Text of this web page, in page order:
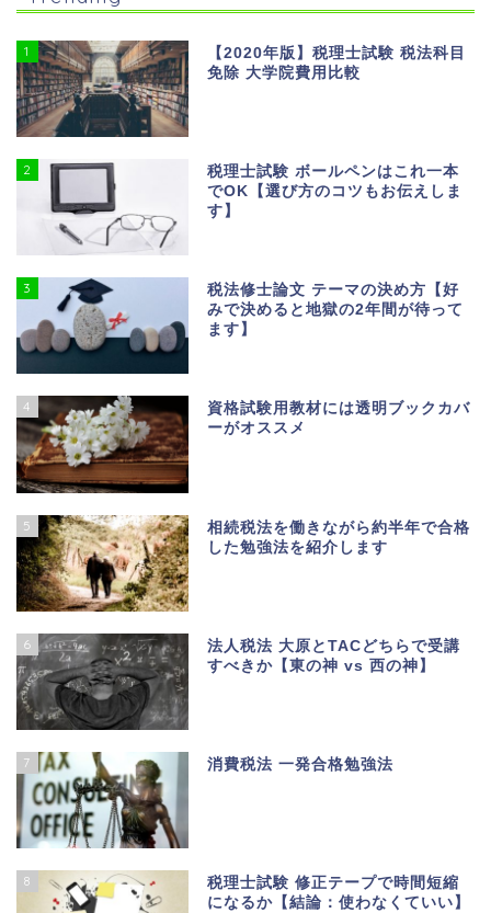
1
【2020年版】税理士試験 税法科目
免除 大学院費用比較
2
税理士試験 ボールペンはこれ一本
でOK【選び方のコツもお伝えしま
す】
3
税法修士論文 テーマの決め方【好
みで決めると地獄の2年間が待って
ます】
4
資格試験用教材には透明ブックカバ
ーがオススメ
5
相続税法を働きながら約半年で合格
した勉強法を紹介します
6
法人税法 大原とTACどちらで受講
すべきか【東の神 vs 西の神】
7 消費税法 一発合格勉強法
8
税理士試験 修正テープで時間短縮
になるか【結論：使わなくていい】